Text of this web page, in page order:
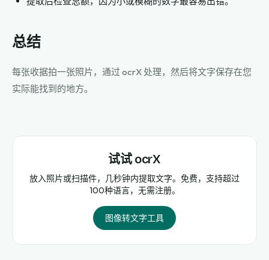
总结
每张收据拍一张照片，通过 ocrX 处理，然后将文字保存在您
实际能找到的地方。
试试 ocrX
放入照片或扫描件，几秒钟内提取文字。免费，支持超过
100种语言，无需注册。
图像转文字工具